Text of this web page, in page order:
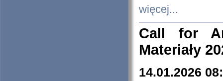
więcej...
Call for
Materiały
14.01.2026